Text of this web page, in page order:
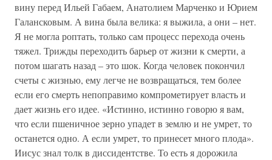
вину перед Ильей Габаем, Анатолием Марченко и Юрием
Галансковым. А вина была велика: я выжила, а они – нет.
Я не могла роптать, только сам процесс перехода очень
тяжел. Трижды переходить барьер от жизни к смерти, а
потом шагать назад – это шок. Когда человек покончил
счеты с жизнью, ему легче не возвращаться, тем более
если его смерть непоправимо компрометирует власть и
дает жизнь его идее. «Истинно, истинно говорю я вам,
что если пшеничное зерно упадет в землю и не умрет, то
останется одно. А если умрет, то принесет много плода».
Иисус знал толк в диссидентстве. То есть я дорожила